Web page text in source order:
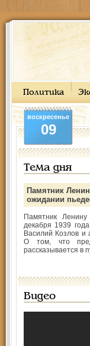
Политика
воскресенье
09
Тема дня
Памятник
ожидании
Памятник
декабря 1939
Василий Козлов и
О том, что
рассказывается в
Видео